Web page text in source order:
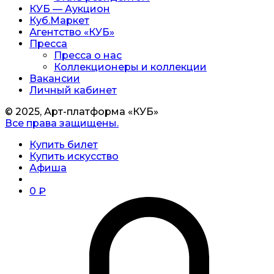
КУБ — Аукцион
Куб.Маркет
Агентство «КУБ»
Пресса
Пресса о нас
Коллекционеры и коллекции
Вакансии
Личный кабинет
© 2025, Арт-платформа «КУБ»
Все права защищены.
Купить билет
Купить искусство
Афиша
0 ₽